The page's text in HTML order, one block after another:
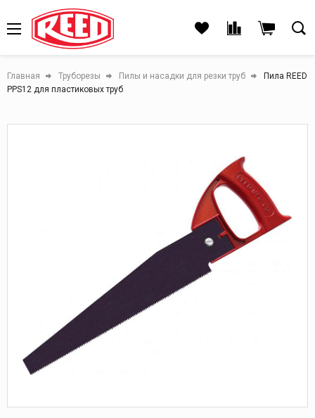
Главная Труборезы Пилы и насадки для резки труб
Пила REED
PPS12 для пластиковых труб